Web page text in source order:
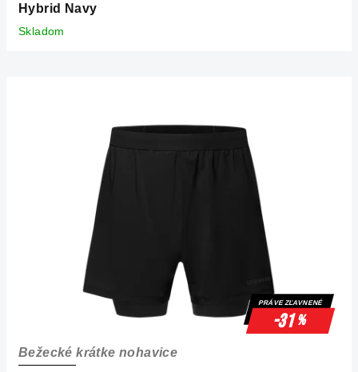
Hybrid Navy
Skladom
PRÁVE ZĽAVNENÉ
-31%
Bežecké krátke nohavice